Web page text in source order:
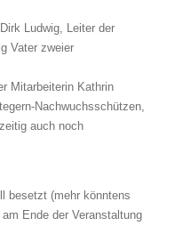
Ludwig, Leiter der
Vater zweier
Mitarbeiterin Kathrin
Nachwuchsschützen,
auch noch
besetzt (mehr könntens
Ende der Veranstaltung